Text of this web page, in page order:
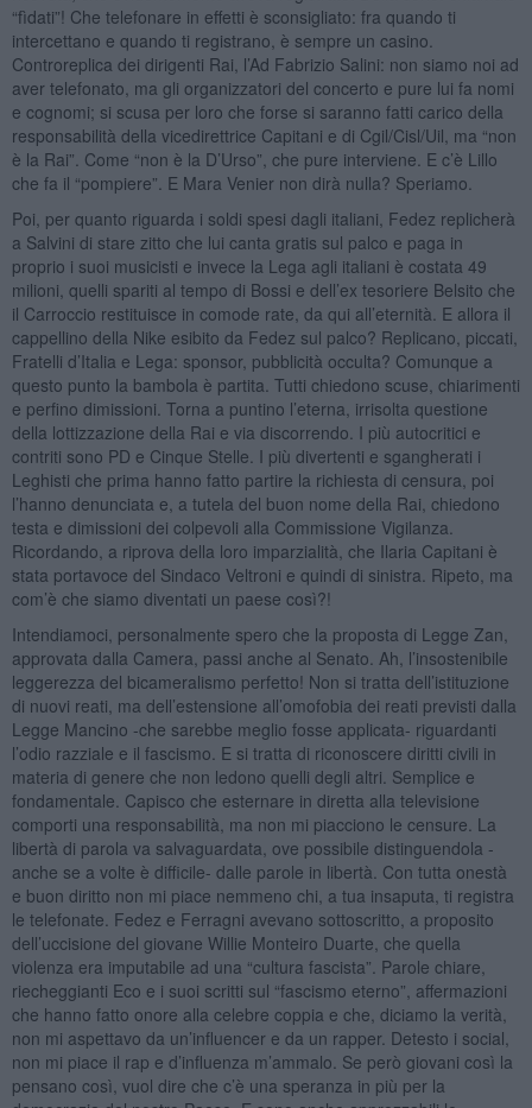
“fìdati”! Che telefonare in effetti è sconsigliato: fra quando ti
intercettano e quando ti registrano, è sempre un casino.
Controreplica dei dirigenti Rai, l’Ad Fabrizio Salini: non siamo noi ad
aver telefonato, ma gli organizzatori del concerto e pure lui fa nomi
e cognomi; si scusa per loro che forse si saranno fatti carico della
responsabilità della vicedirettrice Capitani e di Cgil/Cisl/Uil, ma “non
è la Rai”. Come “non è la D’Urso”, che pure interviene. E c’è Lillo
che fa il “pompiere”. E Mara Venier non dirà nulla? Speriamo.
Poi, per quanto riguarda i soldi spesi dagli italiani, Fedez replicherà
a Salvini di stare zitto che lui canta gratis sul palco e paga in
proprio i suoi musicisti e invece la Lega agli italiani è costata 49
milioni, quelli spariti al tempo di Bossi e dell’ex tesoriere Belsito che
il Carroccio restituisce in comode rate, da qui all’eternità. E allora il
cappellino della Nike esibito da Fedez sul palco? Replicano, piccati,
Fratelli d’Italia e Lega: sponsor, pubblicità occulta? Comunque a
questo punto la bambola è partita. Tutti chiedono scuse, chiarimenti
e perfino dimissioni. Torna a puntino l’eterna, irrisolta questione
della lottizzazione della Rai e via discorrendo. I più autocritici e
contriti sono PD e Cinque Stelle. I più divertenti e sgangherati i
Leghisti che prima hanno fatto partire la richiesta di censura, poi
l’hanno denunciata e, a tutela del buon nome della Rai, chiedono
testa e dimissioni dei colpevoli alla Commissione Vigilanza.
Ricordando, a riprova della loro imparzialità, che Ilaria Capitani è
stata portavoce del Sindaco Veltroni e quindi di sinistra. Ripeto, ma
com’è che siamo diventati un paese così?!
Intendiamoci, personalmente spero che la proposta di Legge Zan,
approvata dalla Camera, passi anche al Senato. Ah, l’insostenibile
leggerezza del bicameralismo perfetto! Non si tratta dell’istituzione
di nuovi reati, ma dell’estensione all’omofobia dei reati previsti dalla
Legge Mancino -che sarebbe meglio fosse applicata- riguardanti
l’odio razziale e il fascismo. E si tratta di riconoscere diritti civili in
materia di genere che non ledono quelli degli altri. Semplice e
fondamentale. Capisco che esternare in diretta alla televisione
comporti una responsabilità, ma non mi piacciono le censure. La
libertà di parola va salvaguardata, ove possibile distinguendola -
anche se a volte è difficile- dalle parole in libertà. Con tutta onestà
e buon diritto non mi piace nemmeno chi, a tua insaputa, ti registra
le telefonate. Fedez e Ferragni avevano sottoscritto, a proposito
dell’uccisione del giovane Willie Monteiro Duarte, che quella
violenza era imputabile ad una “cultura fascista”. Parole chiare,
riecheggianti Eco e i suoi scritti sul “fascismo eterno”, affermazioni
che hanno fatto onore alla celebre coppia e che, diciamo la verità,
non mi aspettavo da un’influencer e da un rapper. Detesto i social,
non mi piace il rap e d’influenza m’ammalo. Se però giovani così la
pensano così, vuol dire che c’è una speranza in più per la